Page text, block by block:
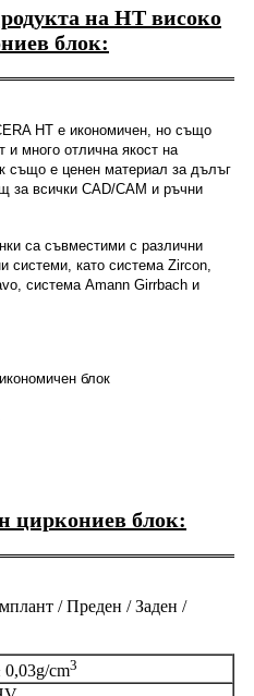
на HT високо
блок:
HT е икономичен, но също
и много отлична якост на
също е ценен материал за дълъг
за всички CAD/CAM и ръчни
са съвместими с различни
системи, като система Zircon,
система Amann Girrbach и
блок
циркониев блок:
/ Преден / Заден /
0,03g/cm3